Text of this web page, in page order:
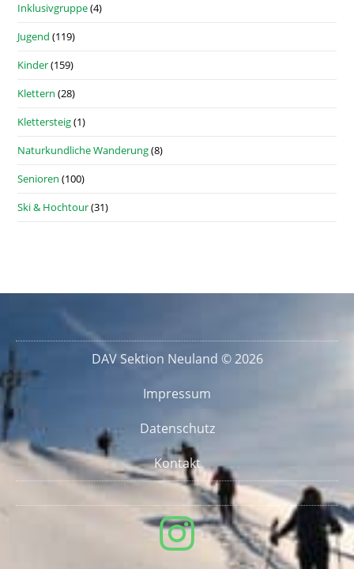
Inklusivgruppe(4)
Jugend (119)
Kinder(159)
Klettern (28)
Klettersteig(1)
Naturkundliche Wanderung(8)
Senioren (100)
Ski & Hochtour(31)
DAV Sektion Neuland © 2026
Impressum
Datenschutz
Kontakt